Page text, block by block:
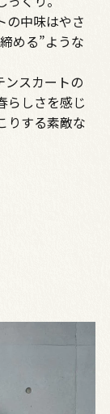
の中味はやさ
める”ような
ンスカートの
らしさを感じ
りする素敵な